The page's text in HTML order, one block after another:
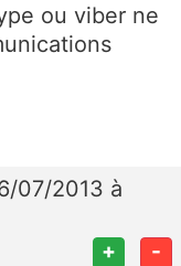
ou viber ne
07/2013 à
+ -